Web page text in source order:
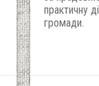
практичну
громади.